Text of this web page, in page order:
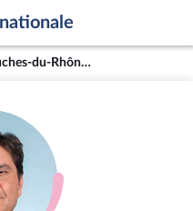
M. Marc Pena - Bouches-du-Rhône (11e circonscription)